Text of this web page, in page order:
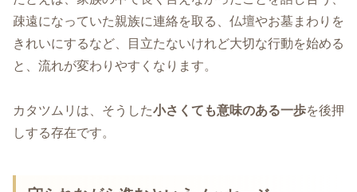
疎遠になっていた親族に連絡を取る、仏壇やお墓まわりを
きれいにするなど、目立たないけれど大切な行動を始める
と、流れが変わりやすくなります。
カタツムリは、そうした小さくても意味のある一歩を後押
しする存在です。